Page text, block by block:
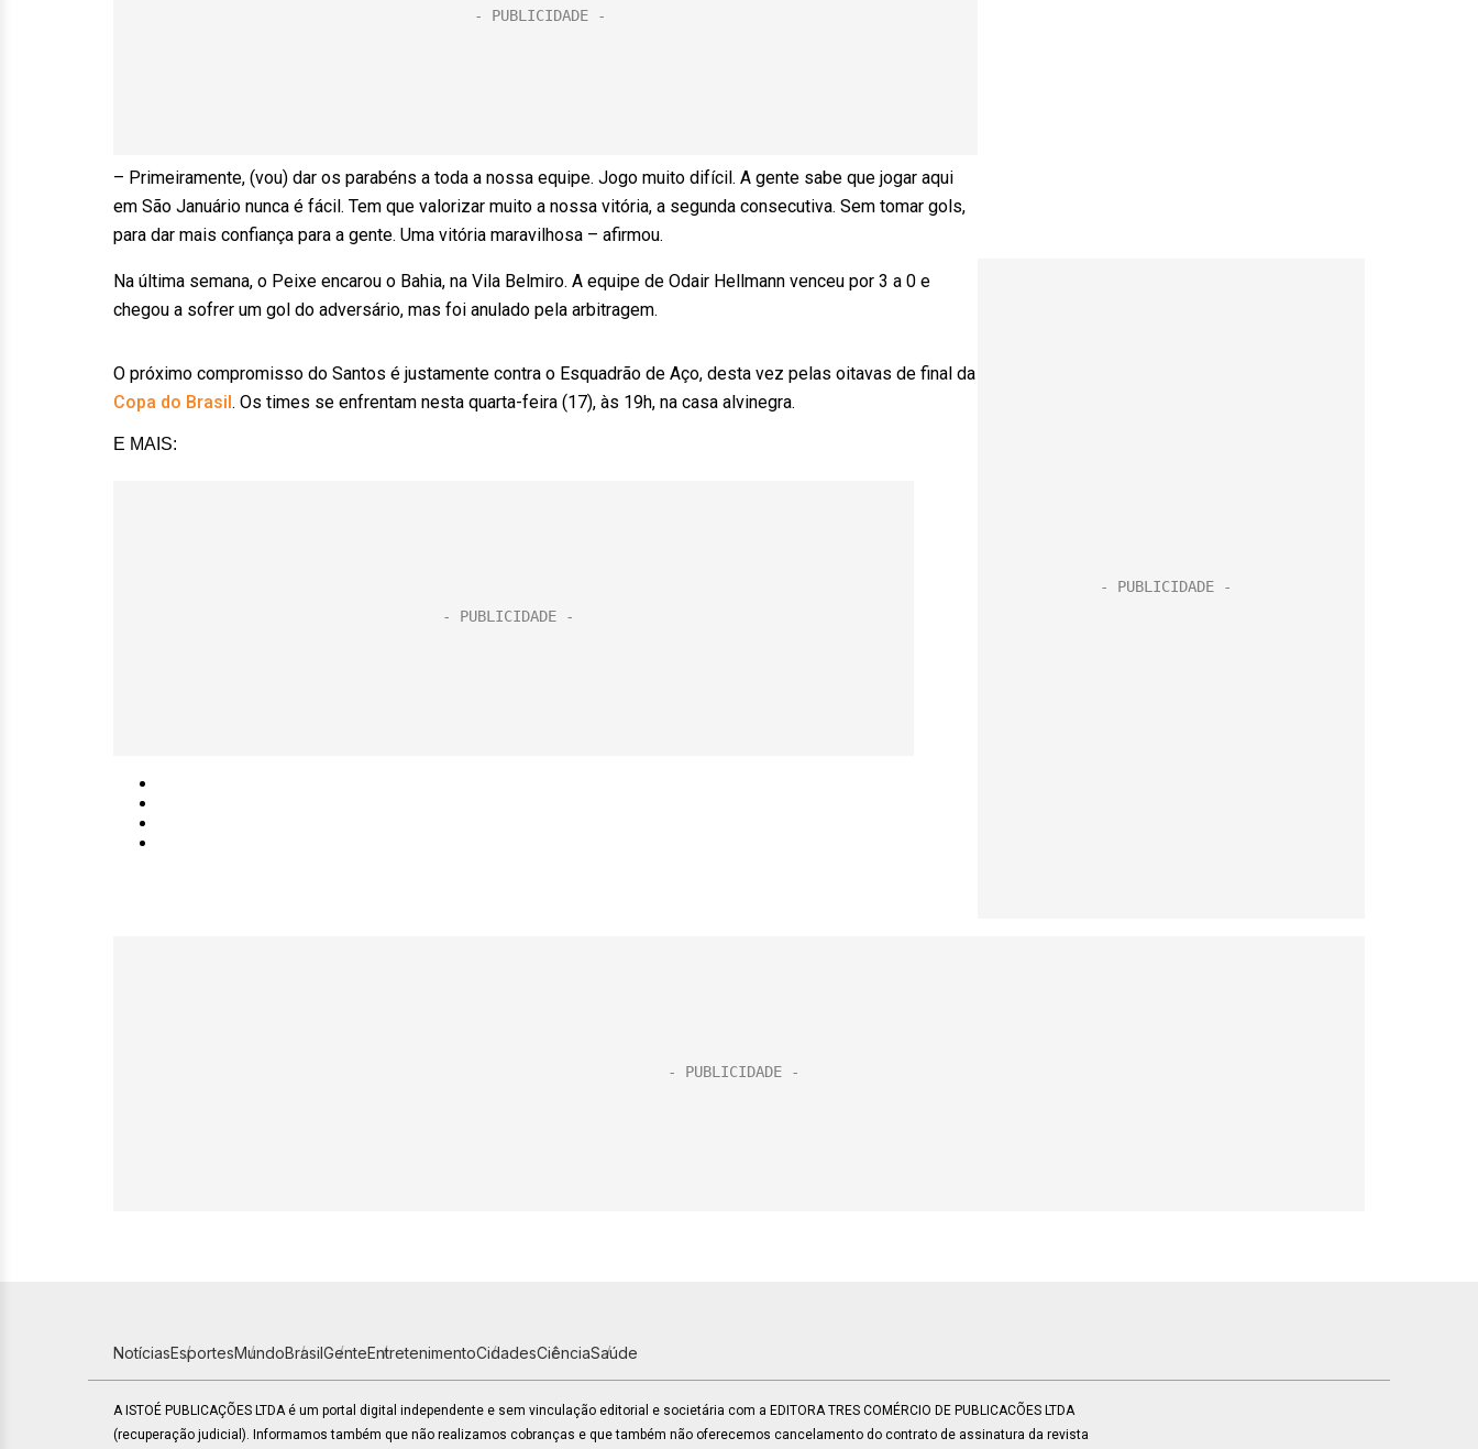
– Primeiramente, (vou) dar os parabéns a toda a nossa equipe. Jogo muito difícil. A gente sabe que jogar aqui
em São Januário nunca é fácil. Tem que valorizar muito a nossa vitória, a segunda consecutiva. Sem tomar gols,
para dar mais confiança para a gente. Uma vitória maravilhosa – afirmou.
Na última semana, o Peixe encarou o Bahia, na Vila Belmiro. A equipe de Odair Hellmann venceu por 3 a 0 e
chegou a sofrer um gol do adversário, mas foi anulado pela arbitragem.
O próximo compromisso do Santos é justamente contra o Esquadrão de Aço, desta vez pelas oitavas de final da
Copa do Brasil. Os times se enfrentam nesta quarta-feira (17), às 19h, na casa alvinegra.
E MAIS:
NotíciasEsportesMundoBrasilGenteEntretenimentoCidadesCiênciaSaúde
A ISTOÉ PUBLICAÇÕES LTDA é um portal digital independente e sem vinculação editorial e societária com a EDITORA TRES COMÉRCIO DE PUBLICACÕES LTDA
(recuperação judicial). Informamos também que não realizamos cobranças e que também não oferecemos cancelamento do contrato de assinatura da revista